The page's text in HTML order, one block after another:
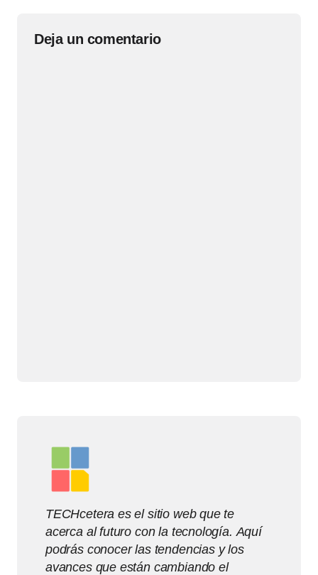
Deja un comentario
TECHcetera es el sitio web que te
acerca al futuro con la tecnología. Aquí
podrás conocer las tendencias y los
avances que están cambiando el